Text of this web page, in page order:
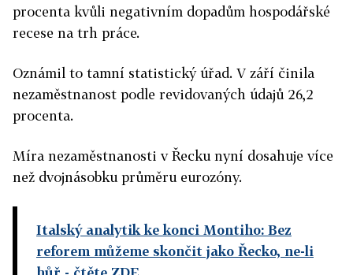
procenta kvůli negativním dopadům hospodářské
recese na trh práce.
Oznámil to tamní statistický úřad. V září činila
nezaměstnanost podle revidovaných údajů 26,2
procenta.
Míra nezaměstnanosti v Řecku nyní dosahuje více
než dvojnásobku průměru eurozóny.
Italský analytik ke konci Montiho: Bez
reforem můžeme skončit jako Řecko, ne-li